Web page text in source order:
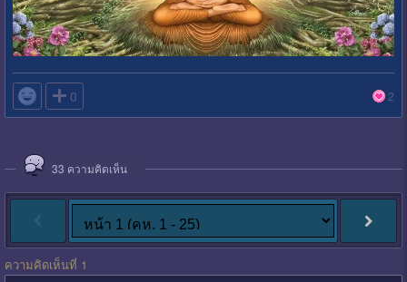
 0 2
33 ความคิดเห็น
ความคิดเห็นที่ 1